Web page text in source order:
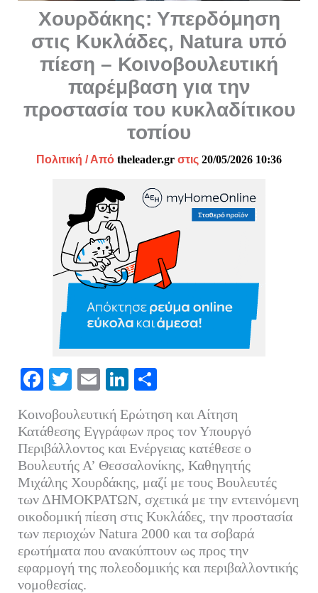
Χουρδάκης: Υπερδόμηση
στις Κυκλάδες, Natura υπό
πίεση – Κοινοβουλευτική
παρέμβαση για την
προστασία του κυκλαδίτικου
τοπίου
Πολιτική / Από theleader.gr στις 20/05/2026 10:36
Fa
bo
ok
T
tte
r
E
ail
Li
ed
In
ρ
α
στ
εί
τε
Κοινοβουλευτική Ερώτηση και Αίτηση
Κατάθεσης Εγγράφων προς τον Υπουργό
Περιβάλλοντος και Ενέργειας κατέθεσε ο
Βουλευτής Α’ Θεσσαλονίκης, Καθηγητής
Μιχάλης Χουρδάκης, μαζί με τους Βουλευτές
των ΔΗΜΟΚΡΑΤΩΝ, σχετικά με την εντεινόμενη
οικοδομική πίεση στις Κυκλάδες, την προστασία
των περιοχών Natura 2000 και τα σοβαρά
ερωτήματα που ανακύπτουν ως προς την
εφαρμογή της πολεοδομικής και περιβαλλοντικής
νομοθεσίας.